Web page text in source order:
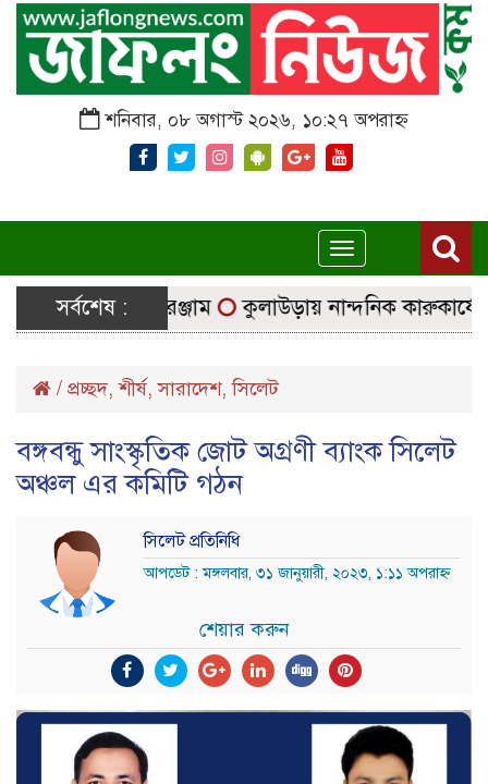
শনিবার, ০৮ অগাস্ট ২০২৬, ১০:২৭ অপরাহ্ন
Toggle
navigation
সর্বশেষ :
নির্বাচনি সরঞ্জাম কুলাউড়ায় নান্দনিক কারুকার্যের
/ প্রচ্ছদ,শীর্ষ,সারাদেশ,সিলেট
বঙ্গবন্ধু সাংস্কৃতিক জোট অগ্রণী ব্যাংক সিলেট
অঞ্চল এর কমিটি গঠন
সিলেট প্রতিনিধি
আপডেট : মঙ্গলবার, ৩১ জানুয়ারী, ২০২৩, ১:১১ অপরাহ্ন
শেয়ার করুন